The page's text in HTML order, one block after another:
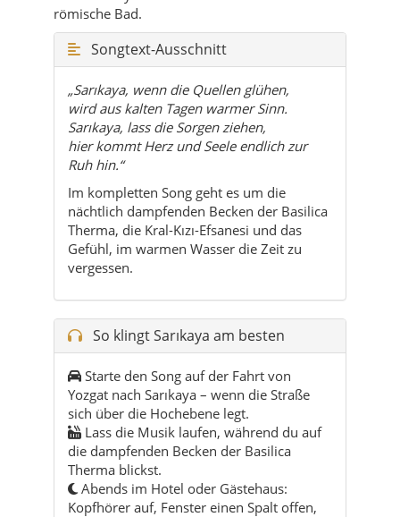
wird aus kalten Tagen warmer Sinn.
Sarıkaya, lass die Sorgen ziehen,
hier kommt Herz und Seele endlich zur
Ruh hin.“
Im kompletten Song geht es um die
nächtlich dampfenden Becken der Basilica
Therma, die Kral-Kızı-Efsanesi und das
Gefühl, im warmen Wasser die Zeit zu
vergessen.
So klingt Sarıkaya am besten
Starte den Song auf der Fahrt von
Yozgat nach Sarıkaya – wenn die Straße
sich über die Hochebene legt.
Lass die Musik laufen, während du auf
die dampfenden Becken der Basilica
Therma blickst.
Abends im Hotel oder Gästehaus:
Kopfhörer auf, Fenster einen Spalt offen,
die kalte Luft draußen – die Wärme im
Song.
Nutze den Song als Begleiter bei einem
Spaziergang durch das Zentrum und
hinüber zum Kaplıca-Viertel.